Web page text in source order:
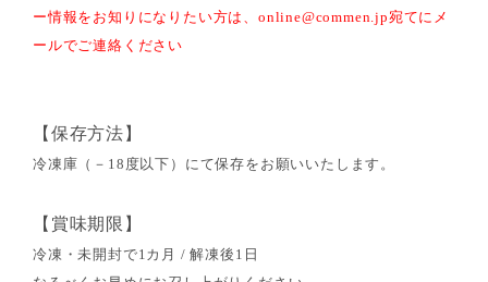
ー情報をお知りになりたい方は、online@commen.jp宛てにメ
ールでご連絡ください
【保存方法】
冷凍庫（－18度以下）にて保存をお願いいたします。
【賞味期限】
冷凍・未開封で1カ月 / 解凍後1日